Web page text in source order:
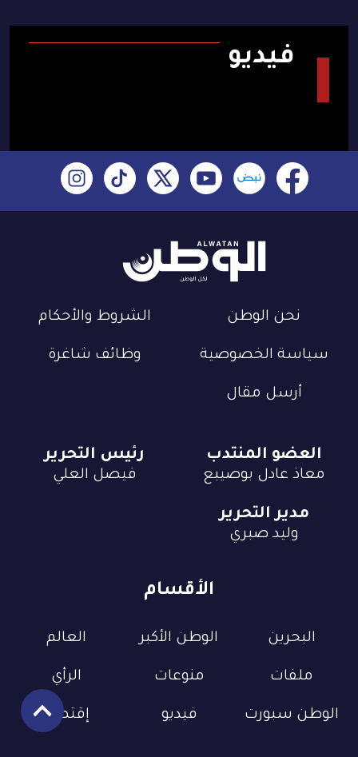
فيديو
نحن الوطن الشروط والأحكام
سياسة الخصوصية وظائف شاغرة
أرسل مقال
الأقسام
البحرين الوطن الأكبر العالم
ملفات منوعات الرأي
الوطن سبورت فيديو إقتصاد
العضو المنتدب
معاذ عادل بوصيبع
رئيس التحرير
فيصل العلي
مدير التحرير
وليد صبري